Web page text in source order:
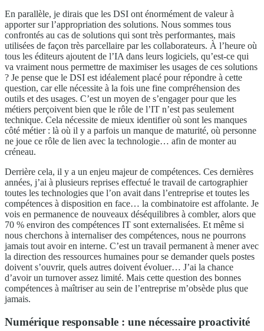
En parallèle, je dirais que les DSI ont énormément de valeur à
apporter sur l’appropriation des solutions. Nous sommes tous
confrontés au cas de solutions qui sont très performantes, mais
utilisées de façon très parcellaire par les collaborateurs. À l’heure où
tous les éditeurs ajoutent de l’IA dans leurs logiciels, qu’est-ce qui
va vraiment nous permettre de maximiser les usages de ces solutions
? Je pense que le DSI est idéalement placé pour répondre à cette
question, car elle nécessite à la fois une fine compréhension des
outils et des usages. C’est un moyen de s’engager pour que les
métiers perçoivent bien que le rôle de l’IT n’est pas seulement
technique. Cela nécessite de mieux identifier où sont les manques
côté métier : là où il y a parfois un manque de maturité, où personne
ne joue ce rôle de lien avec la technologie… afin de monter au
créneau.
Derrière cela, il y a un enjeu majeur de compétences. Ces dernières
années, j’ai à plusieurs reprises effectué le travail de cartographier
toutes les technologies que l’on avait dans l’entreprise et toutes les
compétences à disposition en face… la combinatoire est affolante. Je
vois en permanence de nouveaux déséquilibres à combler, alors que
70 % environ des compétences IT sont externalisées. Et même si
nous cherchons à internaliser des compétences, nous ne pourrons
jamais tout avoir en interne. C’est un travail permanent à mener avec
la direction des ressources humaines pour se demander quels postes
doivent s’ouvrir, quels autres doivent évoluer… J’ai la chance
d’avoir un turnover assez limité. Mais cette question des bonnes
compétences à maîtriser au sein de l’entreprise m’obsède plus que
jamais.
Numérique responsable : une nécessaire proactivité